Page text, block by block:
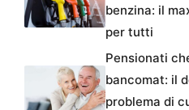
benzina: il
per tutti
Pensionati
bancomat: il
problema di